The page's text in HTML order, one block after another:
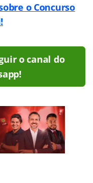
o Concurso
o canal do